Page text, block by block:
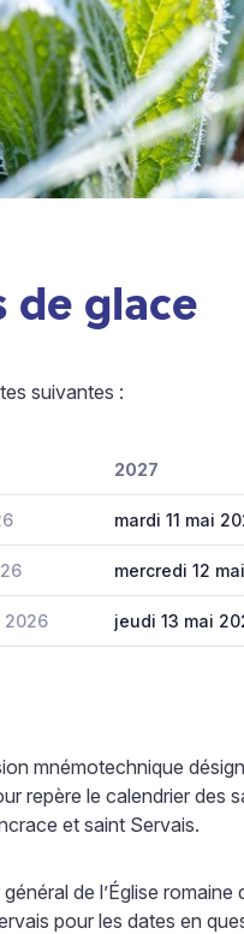
de glace
suivantes :
2027
mardi 11 mai
mercredi 12
2026 jeudi 13 mai
mnémotechnique
repère le calendrier des
et saint Servais.
de l’Église romaine
pour les dates en